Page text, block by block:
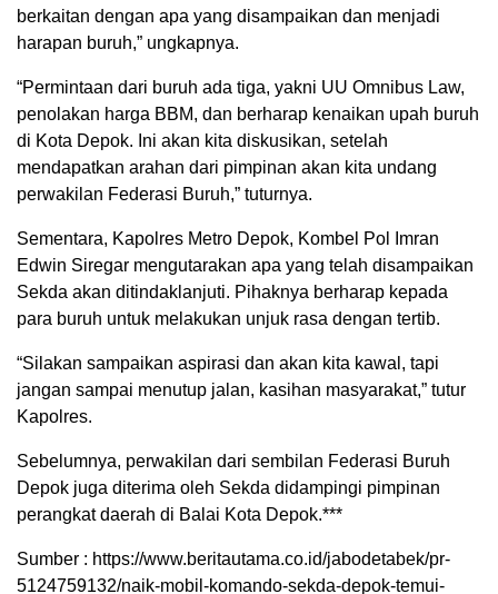
00:00
berkaitan dengan apa yang disampaikan dan menjadi
harapan buruh,” ungkapnya.
“Permintaan dari buruh ada tiga, yakni UU Omnibus Law,
penolakan harga BBM, dan berharap kenaikan upah buruh
di Kota Depok. Ini akan kita diskusikan, setelah
mendapatkan arahan dari pimpinan akan kita undang
perwakilan Federasi Buruh,” tuturnya.
Sementara, Kapolres Metro Depok, Kombel Pol Imran
Edwin Siregar mengutarakan apa yang telah disampaikan
Sekda akan ditindaklanjuti. Pihaknya berharap kepada
para buruh untuk melakukan unjuk rasa dengan tertib.
“Silakan sampaikan aspirasi dan akan kita kawal, tapi
jangan sampai menutup jalan, kasihan masyarakat,” tutur
Kapolres.
Sebelumnya, perwakilan dari sembilan Federasi Buruh
Depok juga diterima oleh Sekda didampingi pimpinan
perangkat daerah di Balai Kota Depok.***
Sumber : https://www.beritautama.co.id/jabodetabek/pr-
5124759132/naik-mobil-komando-sekda-depok-temui-